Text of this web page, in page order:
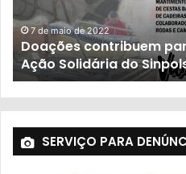
7 de maio de 2022
Doações contribuem
Ação Solidária do
SERVIÇO PARA